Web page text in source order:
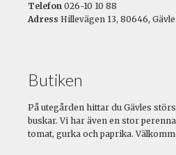
Telefon 026-10 10 88
Adress Hillevägen 13, 80646, Gävle
Butiken
På utegården hittar du Gävles
buskar. Vi har även en stor
tomat, gurka och paprika.